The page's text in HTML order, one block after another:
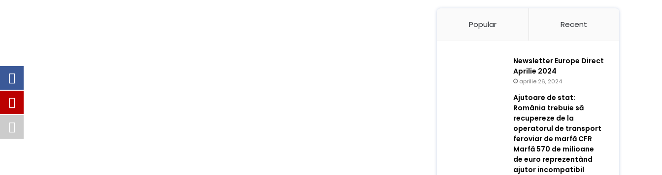
Popular Recent
Newsletter Europe Direct
Aprilie 2024
aprilie 26, 2024
Ajutoare de stat:
România trebuie să
recupereze de la
operatorul de transport
feroviar de marfă CFR
Marfă 570 de milioane
de euro reprezentând
ajutor incompatibil